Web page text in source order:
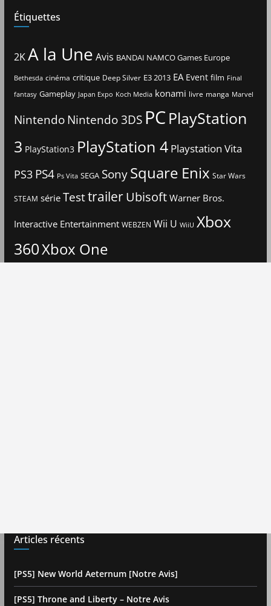
Étiquettes
2KA la Une Avis BANDAI NAMCO Games Europe
Bethesda cinéma critique Deep Silver E3 2013 EA Event film Final
fantasy Gameplay Japan Expo Koch Media konami livre manga Marvel
Nintendo Nintendo 3DS PCPlayStation
3 PlayStation3 PlayStation 4 Playstation Vita
PS3 PS4 Ps Vita SEGA Sony Square Enix Star Wars
STEAM série TesttrailerUbisoftWarner Bros.
Interactive Entertainment WEBZEN Wii U WiiU Xbox
360Xbox One
Articles récents
[PS5] New World Aeternum [Notre Avis]
[PS5] Throne and Liberty – Notre Avis